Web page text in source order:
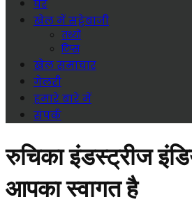
घर
खेल में सट्टेबाजी
तथ्यों
टिप्स
खेल समाचार
गेलरी
हमारे बारे में
संपर्क
रुचिका इंडस्ट्रीज
आपका स्वागत है